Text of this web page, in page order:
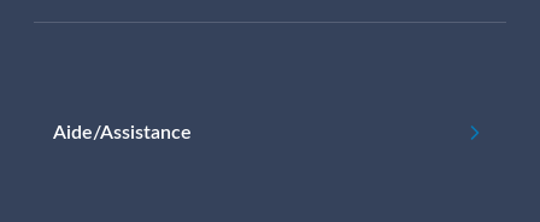
Aide/Assistance